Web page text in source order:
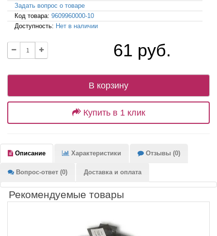
Задать вопрос о товаре
Код товара: 9609960000-10
Доступность: Нет в наличии
61 руб.
В корзину
Купить в 1 клик
Описание Характеристики Отзывы (0)
Вопрос-ответ (0) Доставка и оплата
Рекомендуемые товары